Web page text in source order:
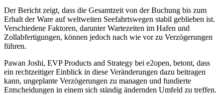
Der Bericht zeigt, dass die Gesamtzeit von der Buchung bis zum
Erhalt der Ware auf weltweiten Seefahrtswegen stabil geblieben ist.
Verschiedene Faktoren, darunter Wartezeiten im Hafen und
Zollabfertigungen, können jedoch nach wie vor zu Verzögerungen
führen.
Pawan Joshi, EVP Products and Strategy bei e2open, betont, dass
ein rechtzeitiger Einblick in diese Veränderungen dazu beitragen
kann, ungeplante Verzögerungen zu managen und fundierte
Entscheidungen in einem sich ständig ändernden Umfeld zu treffen.